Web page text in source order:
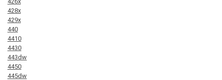
428x
429x
440
4410
4430
443dw
4450
445dw